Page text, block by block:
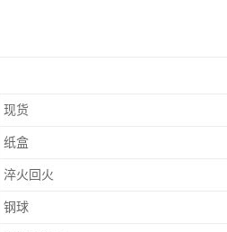
现货
纸盒
淬火回火
钢球